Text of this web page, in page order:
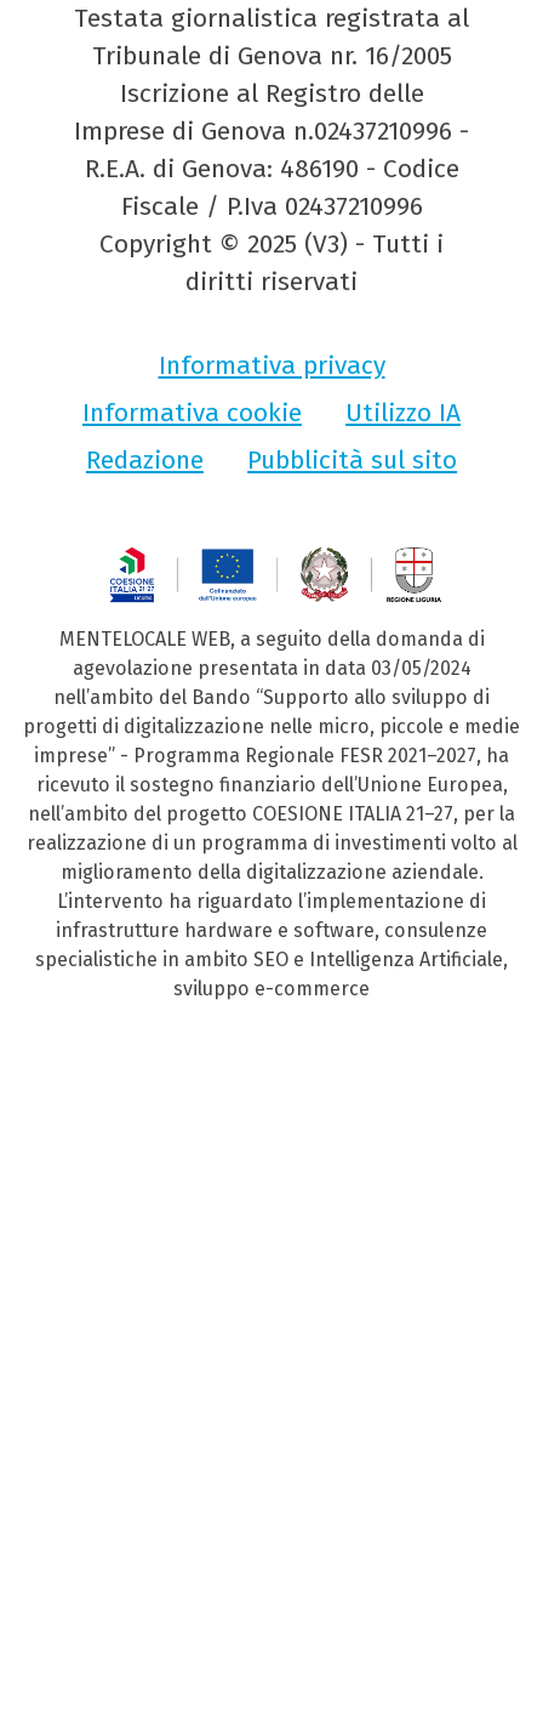
Testata giornalistica registrata al
Tribunale di Genova nr. 16/2005
Iscrizione al Registro delle
Imprese di Genova n.02437210996 -
R.E.A. di Genova: 486190 - Codice
Fiscale / P.Iva 02437210996
Copyright © 2025 (V3) - Tutti i
diritti riservati
Informativa privacy
Informativa cookie
Utilizzo IA
Redazione
Pubblicità sul sito
MENTELOCALE WEB, a seguito della domanda di
agevolazione presentata in data 03/05/2024
nell’ambito del Bando “Supporto allo sviluppo di
progetti di digitalizzazione nelle micro, piccole e medie
imprese” - Programma Regionale FESR 2021–2027, ha
ricevuto il sostegno finanziario dell’Unione Europea,
nell’ambito del progetto COESIONE ITALIA 21–27, per la
realizzazione di un programma di investimenti volto al
miglioramento della digitalizzazione aziendale.
L’intervento ha riguardato l’implementazione di
infrastrutture hardware e software, consulenze
specialistiche in ambito SEO e Intelligenza Artificiale,
sviluppo e-commerce